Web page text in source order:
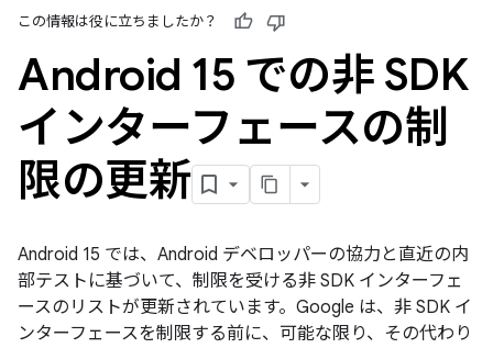
この情報は役に立ちましたか？
Android 15 での非 SDK
インターフェースの制
限の更新
Android 15 では、Android デベロッパーの協力と直近の内
部テストに基づいて、制限を受ける非 SDK インターフェ
ースのリストが更新されています。Google は、非 SDK イ
ンターフェースを制限する前に、可能な限り、その代わり